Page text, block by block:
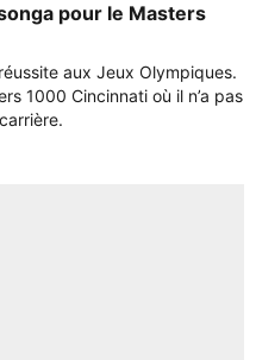
pour le Masters
aux Jeux Olympiques.
1000 Cincinnati où il n’a pas